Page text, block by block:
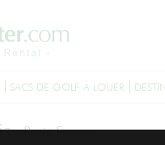
SACS DE GOLF À LOUER
-Paris France